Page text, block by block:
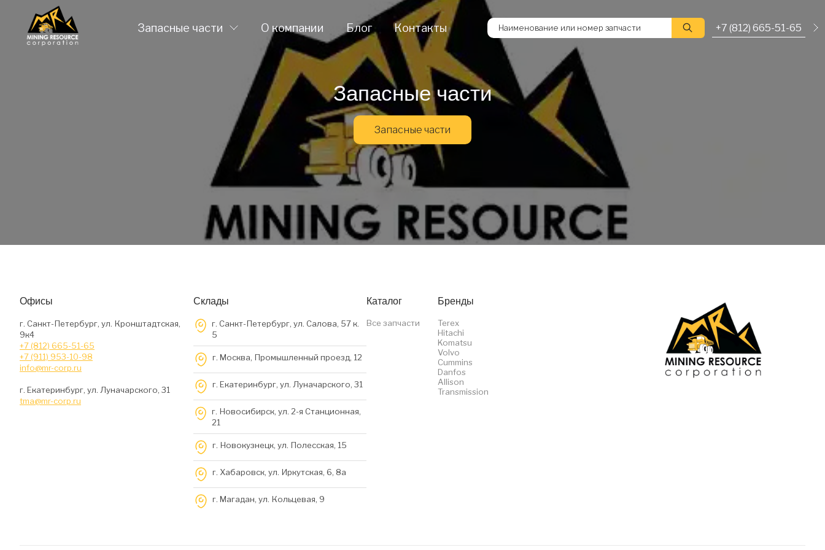
Запасные части О компании Блог Контакты Наименование или номер запчасти +7 (812) 665-51-65
Запасные части
Запасные части
Офисы
г. Санкт-Петербург, ул. Кронштадтская,
9к4
+7 (812) 665-51-65
+7 (911) 953-10-98
info@mr-corp.ru
г. Екатеринбург, ул. Луначарского, 31
tma@mr-corp.ru
Склады
г. Санкт-Петербург, ул. Салова, 57 к.
5
г. Москва, Промышленный проезд, 12
г. Екатеринбург, ул. Луначарского, 31
г. Новосибирск, ул. 2-я Станционная,
21
г. Новокузнецк, ул. Полесская, 15
г. Хабаровск, ул. Иркутская, 6, 8a
г. Магадан, ул. Кольцевая, 9
Каталог
Все запчасти
Бренды
Terex
Hitachi
Komatsu
Volvo
Cummins
Danfos
Allison
Transmission